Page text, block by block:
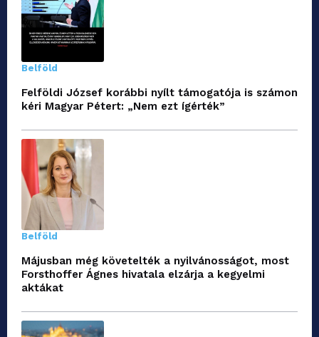
Belföld
Felföldi József korábbi nyílt támogatója is számon
kéri Magyar Pétert: „Nem ezt ígérték”
Belföld
Májusban még követelték a nyilvánosságot, most
Forsthoffer Ágnes hivatala elzárja a kegyelmi
aktákat